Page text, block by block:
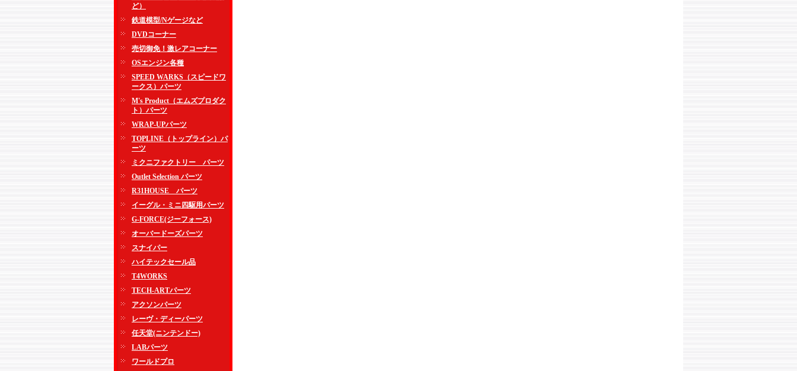
ど）
鉄道模型/Nゲージなど
DVDコーナー
売切御免！激レアコーナー
OSエンジン各種
SPEED WARKS（スピードワ
ークス）パーツ
M's Product（エムズプロダク
ト）パーツ
WRAP-UPパーツ
TOPLINE（トップライン）パ
ーツ
ミクニファクトリー パーツ
Outlet Selection パーツ
R31HOUSE パーツ
イーグル・ミニ四駆用パーツ
G-FORCE(ジーフォース)
オーバードーズパーツ
スナイパー
ハイテックセール品
T4WORKS
TECH-ARTパーツ
アクソンパーツ
レーヴ・ディーパーツ
任天堂(ニンテンドー)
LABパーツ
ワールドプロ